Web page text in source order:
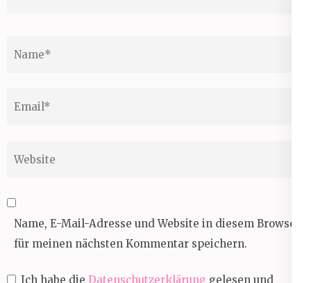
Name, E-Mail-Adresse und Website in diesem Browser
für meinen nächsten Kommentar speichern.
Ich habe die Datenschutzerklärung gelesen und